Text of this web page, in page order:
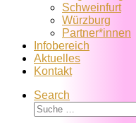
Schweinfurt
Würzburg
Partner*innen
Infobereich
Aktuelles
Kontakt
Search
Suche